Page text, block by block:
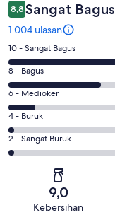
8,8 Sangat Bagus
1.004 ulasan
Penilaian
10
-
Sangat
Bagus.
566
dari
1004
10 - Sangat Bagus
Penilaian
8
-
Bagus.
315
dari
8 - Bagus
Penilaian
6
-
Medioker.
86
6 - Medioker
Penilaian
4
-
4 - Buruk
Penilaian
2
2 - Sangat Buruk
9,0
Kebersihan